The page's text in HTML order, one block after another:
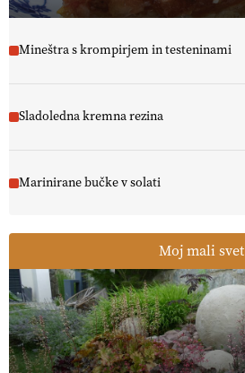
Mineštra s krompirjem in testeninami
Sladoledna kremna rezina
Marinirane bučke v solati
Moj mali svet